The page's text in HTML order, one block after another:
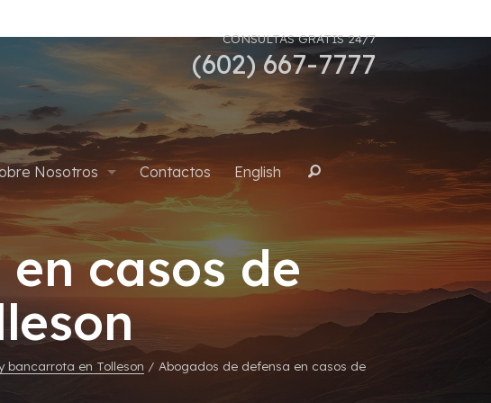
CONSULTAS GRATIS 24/7
(602) 667-7777
por Marihuana
Nosotros
Back
Contactos English
casos de
bancarrota en Tolleson / Abogados de defensa en casos de